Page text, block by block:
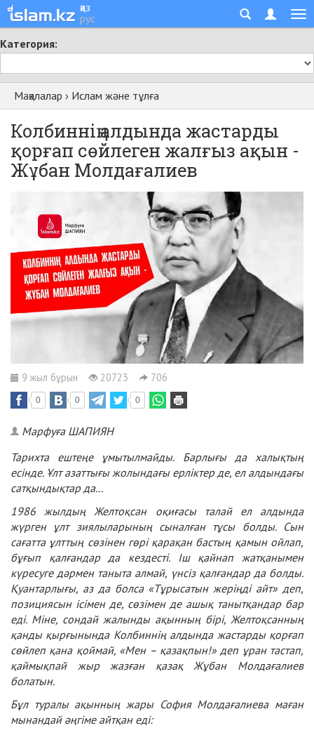
қаз
рус
Категория:
Мақалалар › Ислам және тұлға
Колбиннің алдында жастарды
қорғап сөйлеген жалғыз ақын -
Жұбан Молдағалиев
9 жыл бұрын 20723 706
0 0 0
Марфуға ШАПИЯН
Тарихта ештеңе ұмытылмайды. Барлығы да халықтың
есінде. Ұлт азаттығы жолындағы ерліктер де, ел алдындағы
сатқындықтар да...
1986 жылдың Желтоқсан оқиғасы талай ел алдында
жүрген ұлт зиялыларының сыналған тұсы болды. Сын
сағатта ұлттың сөзінен гөрі қарақан бастың қамын ойлап,
бұғып қалғандар да кездесті. Іш қайнап жатқанымен
күресуге дәрмен таныта алмай, үнсіз қалғандар да болды.
Қуантарлығы, аз да болса «Тұрысатын жеріңді айт» деп,
позициясын ісімен де, сөзімен де ашық танытқандар бар
еді. Міне, сондай жалынды ақынның бірі, Желтоқсанның
қанды қырғынында Колбиннің алдында жастарды қорғап
сөйлеп қана қоймай, «Мен – қазақпын!» деп ұран тастап,
қаймықпай жыр жазған қазақ Жұбан Молдағалиев
болатын.
Бұл туралы ақынның жары София Молдағалиева маған
мынандай әңгіме айтқан еді: